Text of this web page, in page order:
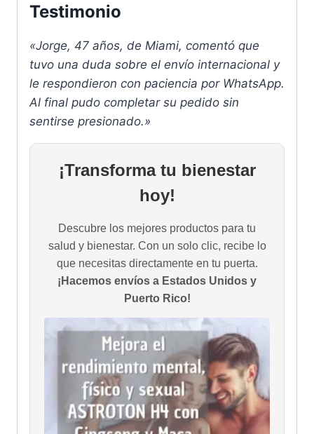
Testimonio
«Jorge, 47 años, de Miami, comentó que
tuvo una duda sobre el envío internacional y
le respondieron con paciencia por WhatsApp.
Al final pudo completar su pedido sin
sentirse presionado.»
¡Transforma tu bienestar
hoy!
Descubre los mejores productos para tu
salud y bienestar. Con un solo clic, recibe lo
que necesitas directamente en tu puerta.
¡Hacemos envíos a Estados Unidos y
Puerto Rico!